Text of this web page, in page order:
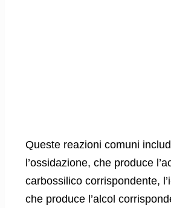
Queste reazioni comuni
l’ossidazione, che produce
carbossilico corrispondente,
che produce l’alcol